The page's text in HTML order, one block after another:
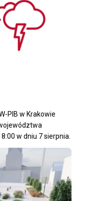
PIB w Krakowie
w dniu 7 sierpnia.